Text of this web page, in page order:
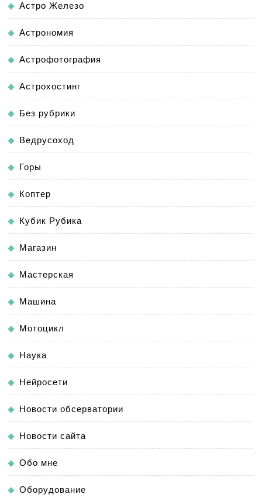
Астро Железо
Астрономия
Астрофотография
Астрохостинг
Без рубрики
Ведрусоход
Горы
Коптер
Кубик Рубика
Магазин
Мастерская
Машина
Мотоцикл
Наука
Нейросети
Новости обсерватории
Новости сайта
Обо мне
Оборудование